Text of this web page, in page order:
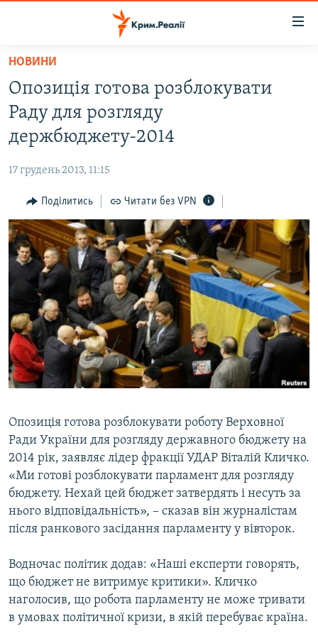
Перейти
основного
матеріалу
Перейти
до
основної
навігації
Перейти
до
пошуку
ВОДА.КРИМ
ВІДЕО ТА ФОТО
БЛОГИ
ПОГЛЯД
ІНТЕРВ'Ю
ВСЕ ЗА ДЕНЬ
СПЕЦПРОЕКТИ
ДЕПОРТАЦІЯ
ВІДЕОУРОКИ «ELIFBE»
СВІДЧЕННЯ ОКУПАЦІЇ
УКРАЇНСЬКА ПРОБЛЕМА КРИМУ
ЯК ОБІЙТИ БЛОКУВАННЯ
Русский
Qırımtatar
Усі сайти RFE/RL
НОВИНИ
Опозиція готова розблокувати
Раду для розгляду
держбюджету-2014
17 грудень 2013, 11:15
Поділитись Читати без VPN
Опозиція готова розблокувати роботу Верховної
Ради України для розгляду державного бюджету на
2014 рік, заявляє лідер фракції УДАР Віталій Кличко.
«Ми готові розблокувати парламент для розгляду
бюджету. Нехай цей бюджет затвердять і несуть за
нього відповідальність», – сказав він журналістам
після ранкового засідання парламенту у вівторок.
Водночас політик додав: «Наші експерти говорять,
що бюджет не витримує критики». Кличко
наголосив, що робота парламенту не може тривати
в умовах політичної кризи, в якій перебуває країна.